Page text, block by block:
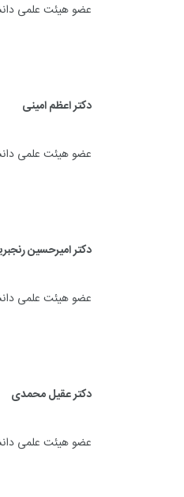
عضو هیئت علمی
دکتر اعظم امینی
عضو هیئت علمی
دکتر امیرحسین
عضو هیئت علمی
دکتر عقیل محمدی
عضو هیئت علمی